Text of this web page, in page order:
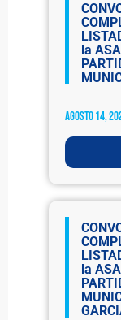
la
agosto 14,
la